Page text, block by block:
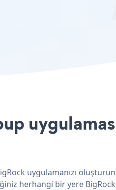
uygulamanızı
herhangi bir yere